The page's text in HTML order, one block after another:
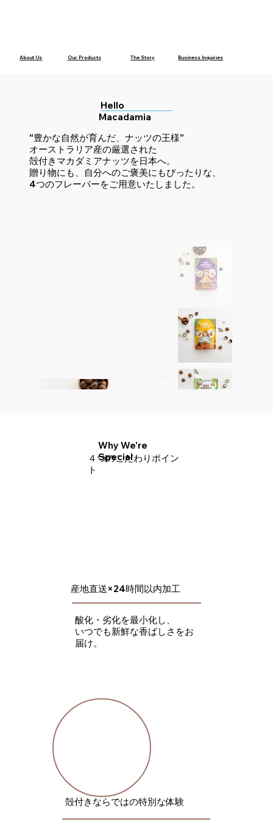
About Us Our Products The Story Business Inquiries
Hello
Macadamia
“豊かな自然が育んだ、ナッツの王様”
​オーストラリア産の厳選された
殻付きマカダミアナッツを日本へ。
​贈り物にも、自分へのご褒美にもぴったりな、
4つのフレーバーをご用意いたしました。
​産地直送×24時間以内加工
酸化・劣化を最小化し、
​いつでも新鮮な香ばしさをお
届け。
Why We're
Special
​４つのこだわりポイン
ト
​殻付きならではの特別な体験